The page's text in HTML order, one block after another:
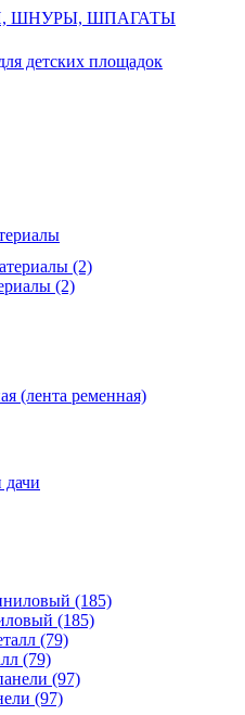
ШНУРЫ, ШПАГАТЫ
детских площадок
(2)
(лента ременная)
дачи
(185)
(79)
(97)